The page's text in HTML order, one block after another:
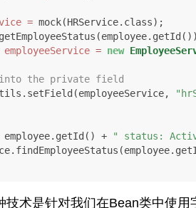
= mock(HRService.class);
employeeService = new
the private field
employee.getId() + " status:
技术是针对我们在Bean类中使